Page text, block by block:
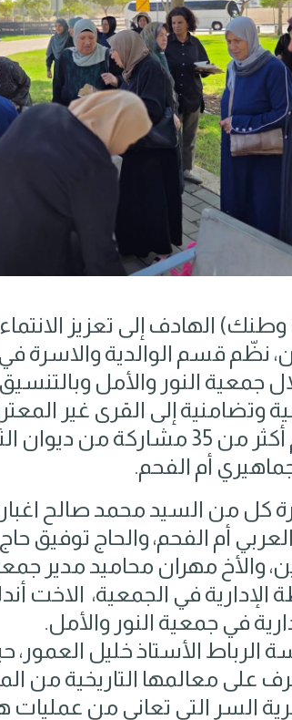
الهادف إلى تعزيز
نظّم قسم الوالدية والاسرة
جمعية النور والأمل
وتضامنية إلى القرى غير
مجموعة نسائية تضم أكثر من 35
أم الفحم.
كل من السيد محمد صالح
أم الفحم، والحاج توفيق
والأخ مهران محاميد مدير
الإدارية في الجمعية، الاخت
في جمعية النور والأمل.
الرباط الأستاذ خليل
على معالمها التاريخية من
قرية السر التي تعاني من